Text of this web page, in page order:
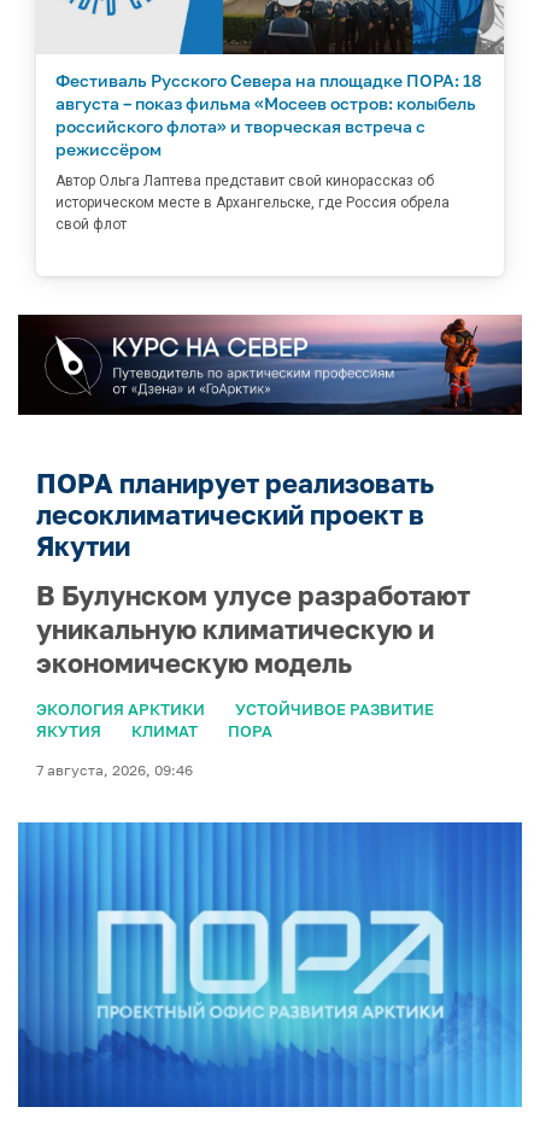
Фестиваль Русского Севера на площадке ПОРА: 18
августа – показ фильма «Мосеев остров: колыбель
российского флота» и творческая встреча с
режиссёром
Автор Ольга Лаптева представит свой кинорассказ об
историческом месте в Архангельске, где Россия обрела
свой флот
ПОРА планирует реализовать
лесоклиматический проект в
Якутии
В Булунском улусе разработают
уникальную климатическую и
экономическую модель
ЭКОЛОГИЯ АРКТИКИ
УСТОЙЧИВОЕ РАЗВИТИЕ
ЯКУТИЯ
КЛИМАТ ПОРА
7 августа, 2026, 09:46